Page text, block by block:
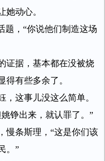
她动心。
题，“你说他们制造这场
证据，基本都在没被烧
得有些多余了。
这事儿没这么简单。
铮出来，就认罪了。”
慢条斯理，“这是你们该
。”